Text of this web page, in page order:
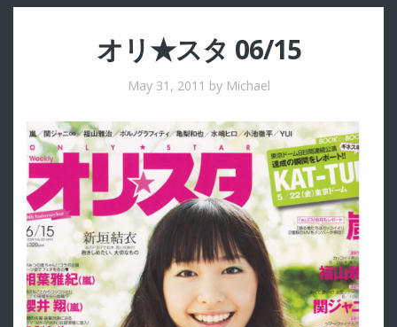
オリ★スタ 06/15
May 31, 2011 by Michael